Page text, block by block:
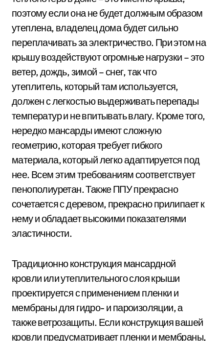
поэтому если она не будет должным образом
утеплена, владелец дома будет сильно
переплачивать за электричество. При этом на
крышу воздействуют огромные нагрузки – это
ветер, дождь, зимой – снег, так что
утеплитель, который там используется,
должен с легкостью выдерживать перепады
температур и не впитывать влагу. Кроме того,
нередко мансарды имеют сложную
геометрию, которая требует гибкого
материала, который легко адаптируется под
нее. Всем этим требованиям соответствует
пенополиуретан. Также ППУ прекрасно
сочетается с деревом, прекрасно прилипает к
нему и обладает высокими показателями
эластичности.
Традиционно конструкция мансардной
кровли или утеплительного слоя крыши
проектируется с применением пленки и
мембраны для гидро- и пароизоляции, а
также ветрозащиты. Если конструкция вашей
кровли предусматривает пленки и мембраны,